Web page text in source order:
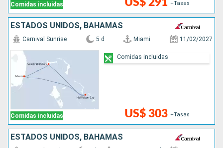
Comidas incluidas +Tasas
ESTADOS UNIDOS, BAHAMAS
Comidas incluidas
Carnival Sunrise 5 d Miami 11/02/2027
US$ 303 +Tasas
Comidas incluidas
ESTADOS UNIDOS, BAHAMAS